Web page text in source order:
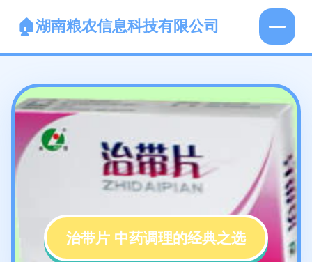
湖南粮农信息科技有限公司
治带片 中药调理的经典之选